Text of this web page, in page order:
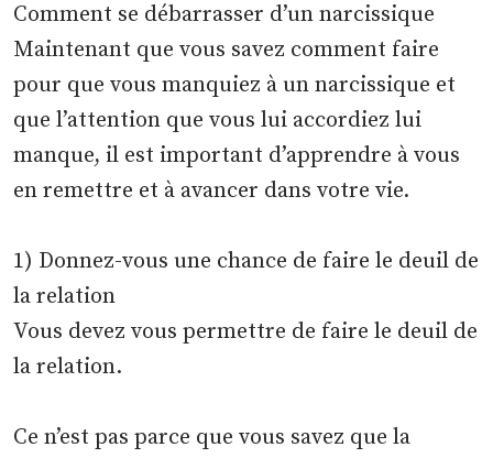
Comment se débarrasser d’un narcissique
Maintenant que vous savez comment faire
pour que vous manquiez à un narcissique et
que l’attention que vous lui accordiez lui
manque, il est important d’apprendre à vous
en remettre et à avancer dans votre vie.
1) Donnez-vous une chance de faire le deuil de
la relation
Vous devez vous permettre de faire le deuil de
la relation.
Ce n’est pas parce que vous savez que la